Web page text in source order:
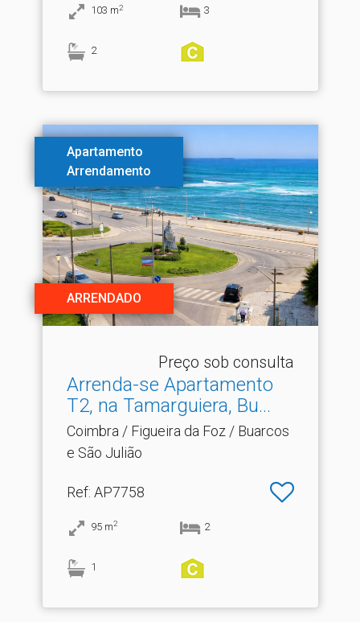
103 m2 3
2
Apartamento
Arrendamento
ARRENDADO
Preço sob consulta
Arrenda-se Apartamento
T2, na Tamarguiera, Bu.​..
Coimbra / Figueira da Foz / Buarcos
e São Julião
Ref: AP7758
95 m2 2
1